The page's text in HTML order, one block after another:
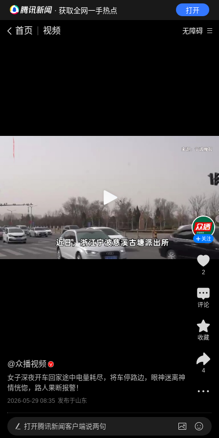
· 获取全网一手热点 打开
首页 视频 无障碍
@众播视频
女子深夜开车回家途中电量耗尽，将车停路边，眼神迷离神
情恍惚，路人果断报警！
2026-05-29 08:35 发布于山东
关注
2
评论
收藏
4
打开腾讯新闻客户端说两句